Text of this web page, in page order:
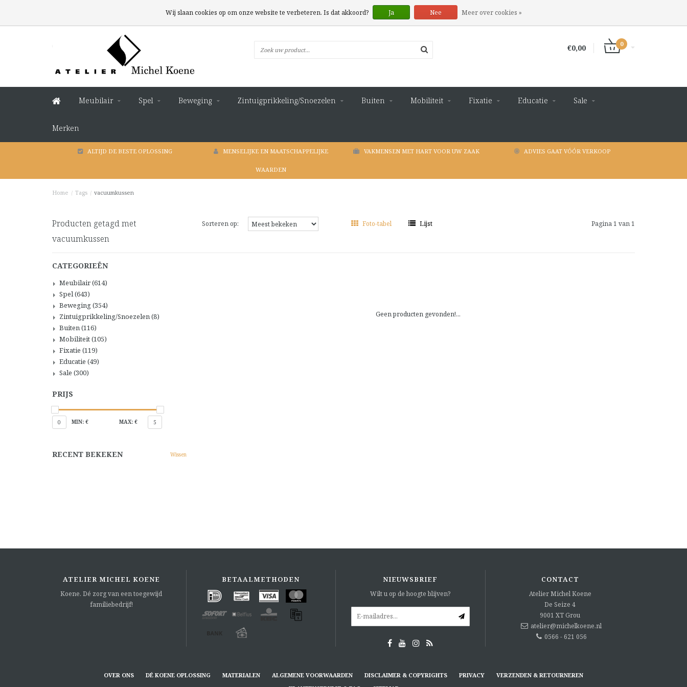
€0,00 0
Meubilair Spel Beweging Zintuigprikkeling/Snoezelen Buiten Mobiliteit Fixatie Educatie Sale
Merken
ALTIJD DE BESTE OPLOSSING MENSELIJKE EN MAATSCHAPPELIJKE
WAARDEN
VAKMENSEN MET HART VOOR UW ZAAK ADVIES GAAT VÓÓR VERKOOP
Home / Tags / vacuumkussen
Producten getagd met
vacuumkussen
Sorteren op: Foto-tabel Lijst Pagina 1 van 1
CATEGORIEËN
Meubilair(614)
Spel(643)
Beweging(354)
Zintuigprikkeling/Snoezelen(8)
Buiten(116)
Mobiliteit(105)
Fixatie (119)
Educatie (49)
Sale (300)
PRIJS
0 MIN: € MAX: € 5
RECENT BEKEKEN Wissen
Geen producten gevonden!...
ATELIER MICHEL KOENE
Koene. Dé zorg van een toegewijd
familiebedrijf!
BETAALMETHODEN NIEUWSBRIEF
Wilt u op de hoogte blijven?
CONTACT
Atelier Michel Koene
De Seize 4
9001 XT Grou
atelier@michelkoene.nl
0566 - 621 056
OVER ONS DÉ KOENE OPLOSSING MATERIALEN ALGEMENE VOORWAARDEN DISCLAIMER & COPYRIGHTS PRIVACY
VERZENDEN & RETOURNEREN
Wij slaan cookies op om onze website te verbeteren. Is dat akkoord? Ja Nee Meer over cookies »